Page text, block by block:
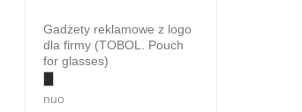
Gadżety reklamowe z logo
dla firmy (TOBOL. Pouch
for glasses)
nuo